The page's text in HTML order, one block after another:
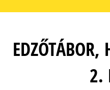
EDZŐTÁBOR,
2.